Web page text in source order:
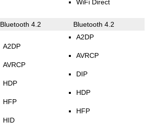
WiFi Direct
Bluetooth 4.2 Bluetooth 4.2
A2DP
AVRCP
HDP
HFP
HID
A2DP
AVRCP
DIP
HDP
HFP